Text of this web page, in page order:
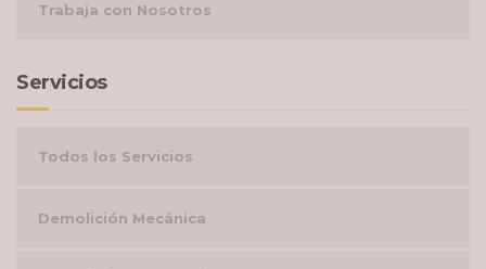
Trabaja con Nosotros
Servicios
Todos los Servicios
Demolición Mecánica